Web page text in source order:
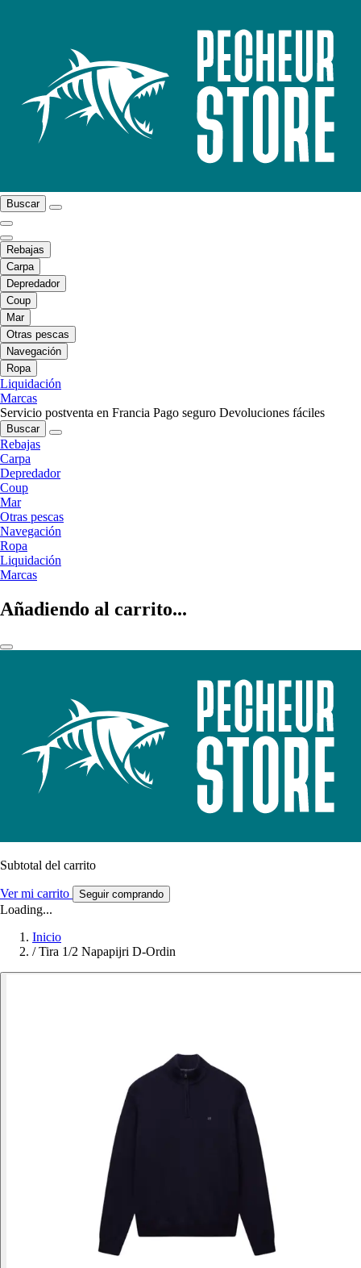
Buscar
Rebajas
Carpa
Depredador
Coup
Mar
Otras pescas
Navegación
Ropa
Liquidación
Marcas
Servicio postventa en Francia Pago seguro Devoluciones fáciles
Buscar
Rebajas
Carpa
Depredador
Coup
Mar
Otras pescas
Navegación
Ropa
Liquidación
Marcas
Añadiendo al carrito...
Subtotal del carrito
Ver mi carrito Seguir comprando
Loading...
Inicio
/ Tira 1/2 Napapijri D-Ordin